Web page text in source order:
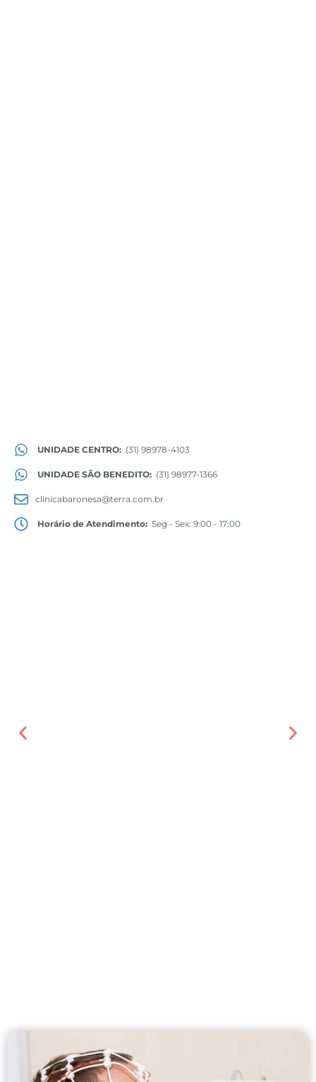
UNIDADE CENTRO: (31) 98978-4103
UNIDADE SÃO BENEDITO: (31) 98977-1366
clinicabaronesa@terra.com.br
Horário de Atendimento: Seg - Sex: 9:00 - 17:00